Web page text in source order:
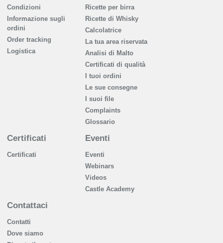
Condizioni
Informazione sugli
ordini
Order tracking
Logistica
Ricette per birra
Ricette di Whisky
Calcolatrice
La tua area riservata
Analisi di Malto
Сertificati di qualità
I tuoi ordini
Le sue consegne
I suoi file
Complaints
Glossario
Certificati
Certificati
Eventi
Eventi
Webinars
Videos
Castle Academy
Contattaci
Contatti
Dove siamo